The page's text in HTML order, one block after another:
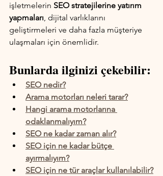
işletmelerin SEO stratejilerine yatırım
yapmaları, dijital varlıklarını
geliştirmeleri ve daha fazla müşteriye
ulaşmaları için önemlidir.
Bunlarda ilginizi çekebilir:
SEO nedir?
Arama motorları neleri tarar?
Hangi arama motorlarına
odaklanmalıyım?
SEO ne kadar zaman alır?
SEO için ne kadar bütçe
ayırmalıyım?
SEO için ne tür araçlar kullanılabilir?